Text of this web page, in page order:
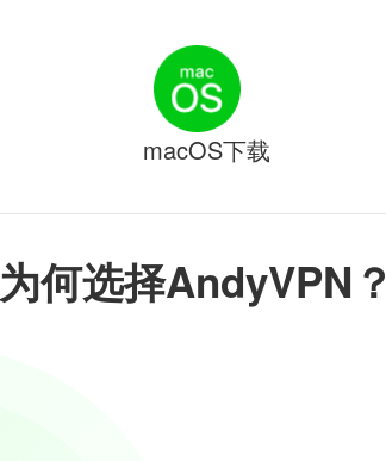
为何选择AndyVPN？
macOS下载